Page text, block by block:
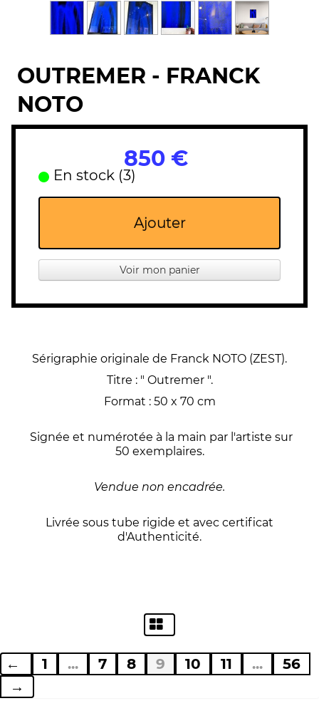
OUTREMER - FRANCK
NOTO
850 €
En stock (3)
Ajouter
Voir mon panier
Sérigraphie originale de Franck NOTO (ZEST).
Titre : " Outremer ".
Format : 50 x 70 cm
Signée et numérotée à la main par l'artiste sur
50 exemplaires.
Vendue non encadrée.
Livrée sous tube rigide et avec certificat
d'Authenticité.
← 1 ... 7 8 9 10 11 ...
56
→